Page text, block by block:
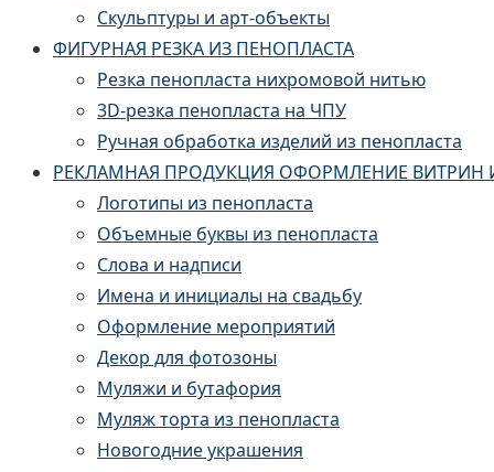
Скульптуры и арт-объекты
ФИГУРНАЯ РЕЗКА ИЗ ПЕНОПЛАСТА
Резка пенопласта нихромовой нитью
3D-резка пенопласта на ЧПУ
Ручная обработка изделий из пенопласта
РЕКЛАМНАЯ ПРОДУКЦИЯ ОФОРМЛЕНИЕ ВИТРИН
Логотипы из пенопласта
Объемные буквы из пенопласта
Слова и надписи
Имена и инициалы на свадьбу
Оформление мероприятий
Декор для фотозоны
Муляжи и бутафория
Муляж торта из пенопласта
Новогодние украшения